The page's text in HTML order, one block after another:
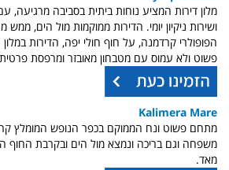
מלון דירות המציע נוחות ביתית בסביבה מרגיעה,
ושירות ניקיון יומי. הדירות ממוקמות מול הים,
הפופולרי קרדמנה, על חוף חולי יפה, הדירות במלון
פשוט ולא עמוס עם מטבחון מאובזר ומרפסת
Kalimera Mare
מתחם פשוט ונח הממוקם בכפר הנופש המומלץ
משפחה וגם בריכה ונמצא מול הים ובקרבת החוף
מאד.